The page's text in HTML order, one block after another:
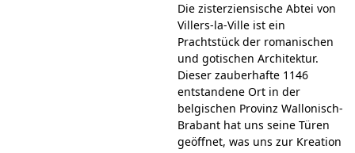
Die zisterziensische Abtei von
Villers-la-Ville ist ein
Prachtstück der romanischen
und gotischen Architektur.
Dieser zauberhafte 1146
entstandene Ort in der
belgischen Provinz Wallonisch-
Brabant hat uns seine Türen
geöffnet, was uns zur Kreation